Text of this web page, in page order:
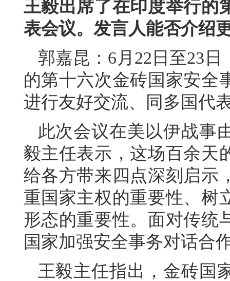
王毅出席了在印度举行的
表会议。发言人能否介绍
郭嘉昆：6月22日至23
的第十六次金砖国家安全
进行友好交流、同多国代
此次会议在美以伊战事
毅主任表示，这场百余天
给各方带来四点深刻启示
重国家主权的重要性、树
形态的重要性。面对传统
国家加强安全事务对话合
王毅主任指出，金砖国